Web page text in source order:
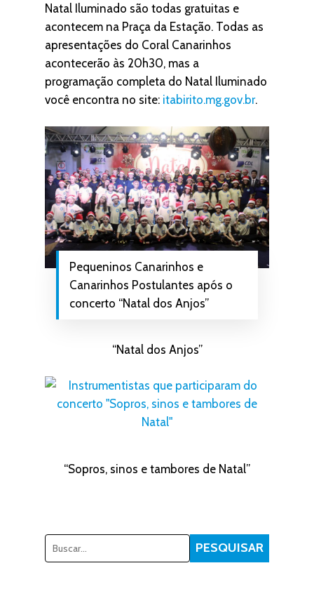
Natal Iluminado são todas gratuitas e
acontecem na Praça da Estação. Todas as
apresentações do Coral Canarinhos
acontecerão às 20h30, mas a
programação completa do Natal Iluminado
você encontra no site: itabirito.mg.gov.br.
Pequeninos Canarinhos e
Canarinhos Postulantes após o
concerto “Natal dos Anjos”
“Natal dos Anjos”
“Sopros, sinos e tambores de Natal”
Pesquisar PESQUISAR